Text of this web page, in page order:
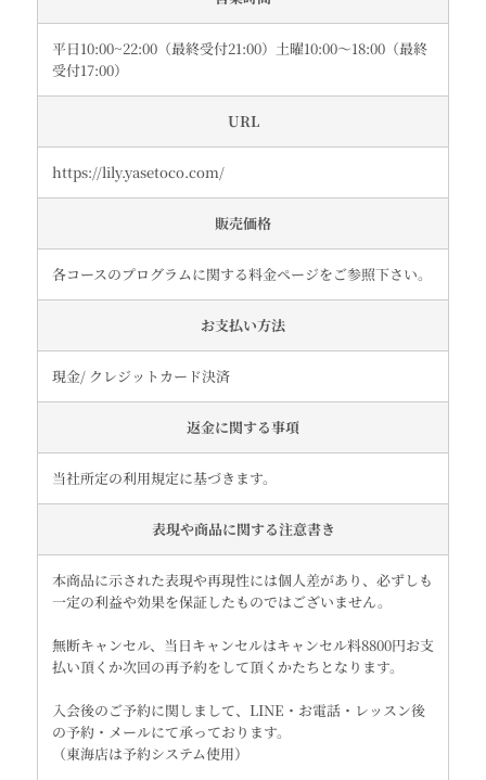
平日10:00~22:00（最終受付21:00）土曜10:00〜18:00（最終
受付17:00）
URL
https://lily.yasetoco.com/
販売価格
各コースのプログラムに関する料金ページをご参照下さい。
お支払い方法
現金/ クレジットカード決済
返金に関する事項
当社所定の利用規定に基づきます。
表現や商品に関する注意書き
本商品に示された表現や再現性には個人差があり、必ずしも
一定の利益や効果を保証したものではございません。
無断キャンセル、当日キャンセルはキャンセル料8800円お支
払い頂くか次回の再予約をして頂くかたちとなります。
入会後のご予約に関しまして、LINE・お電話・レッスン後
の予約・メールにて承っております。
（東海店は予約システム使用）